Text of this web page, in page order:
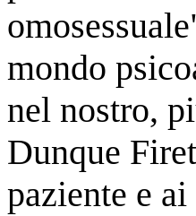
mondo
nel nostro,
Dunque
paziente e